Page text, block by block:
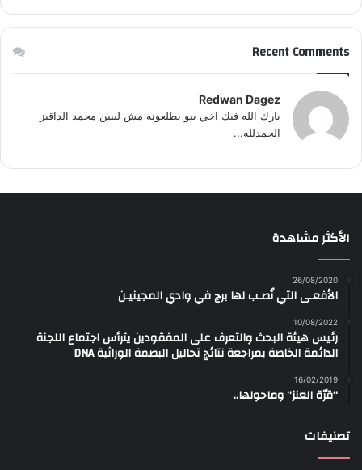
Recent Comments
Redwan Dagez
بارك الله فيك اخي يبو يطلعونه مش ليبين محمد الداقيز
الحمدلله...
الأكثر مشاهدة
26/08/2020
الأفعـى التي نُصـب لها برج في وادي المجينيـن
10/08/2022
رئيس هيئة البحث والتعرف على المفقودين يترأس اجتماع اللجنة
الدائمة الخاصة بمراجعة نتائج تحاليل البصمة الوراثية DNA
16/02/2019
“قرّة العنز” وماحولها..
تصنيفات